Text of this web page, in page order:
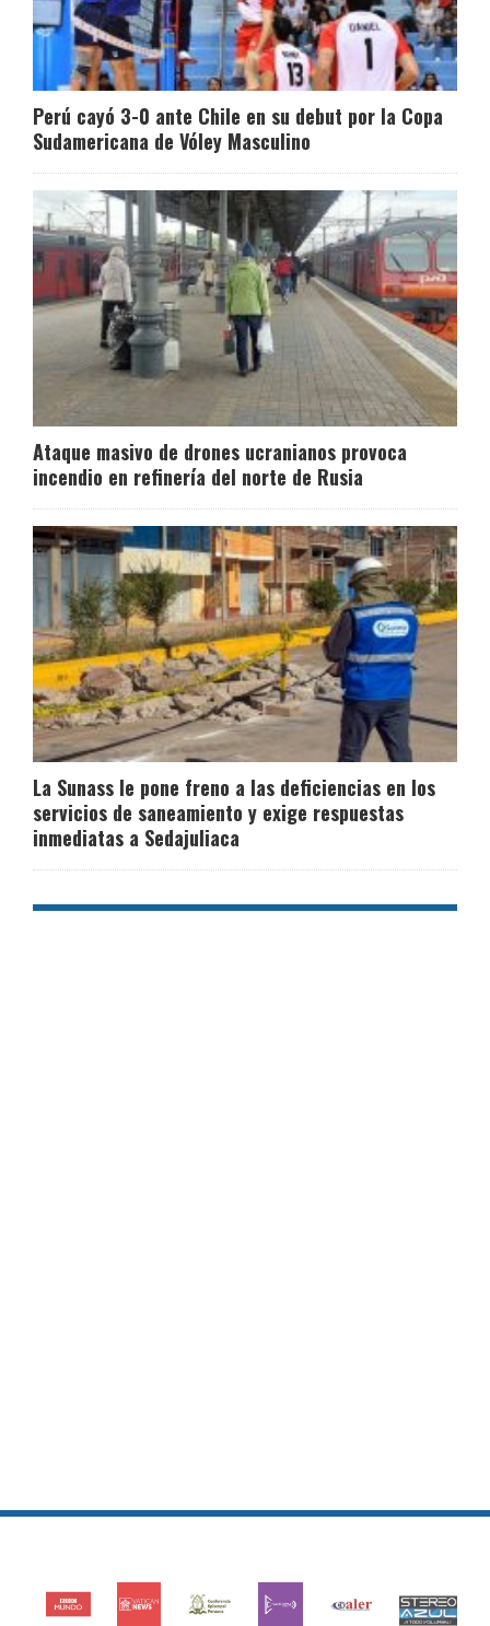
Perú cayó 3-0 ante Chile en su debut por la Copa
Sudamericana de Vóley Masculino
Ataque masivo de drones ucranianos provoca
incendio en refinería del norte de Rusia
La Sunass le pone freno a las deficiencias en los
servicios de saneamiento y exige respuestas
inmediatas a Sedajuliaca